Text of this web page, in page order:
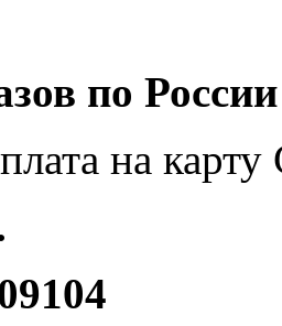
по
на